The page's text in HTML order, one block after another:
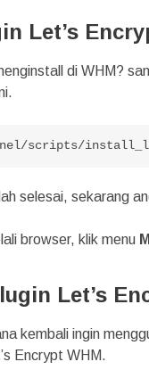
Let’s
di WHM?
scripts/
selesai, sekarang
browser, klik menu
Let’s
kembali ingin
Encrypt WHM.